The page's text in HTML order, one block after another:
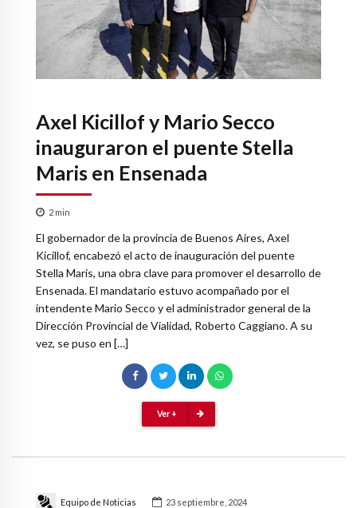
Axel Kicillof y Mario Secco
inauguraron el puente Stella
Maris en Ensenada
2 min
El gobernador de la provincia de Buenos Aires, Axel
Kicillof, encabezó el acto de inauguración del puente
Stella Maris, una obra clave para promover el desarrollo de
Ensenada. El mandatario estuvo acompañado por el
intendente Mario Secco y el administrador general de la
Dirección Provincial de Vialidad, Roberto Caggiano. A su
vez, se puso en […]
Ver +
Equipo de Noticias 23 septiembre, 2024